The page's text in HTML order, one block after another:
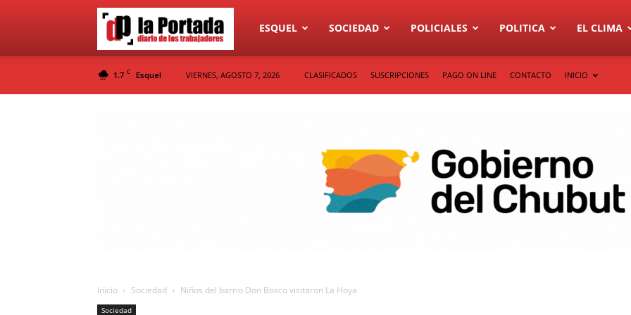
Diario
La
ESQUEL SOCIEDAD POLICIALES POLITICA EL CLIMA
1.7 C Esquel VIERNES, AGOSTO 7, 2026 CLASIFICADOS SUSCRIPCIONES PAGO ON LINE CONTACTO INICIO
Inicio Sociedad Niños del barrio Don Bosco visitaron La Hoya
Sociedad